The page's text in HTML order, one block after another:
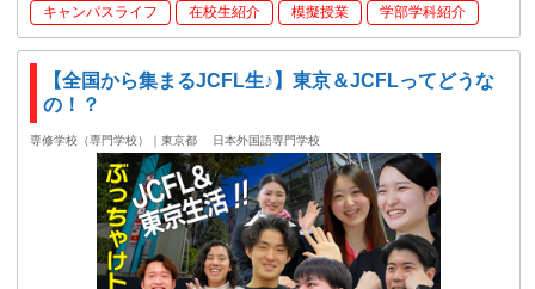
キャンパスライフ
在校生紹介 模擬授業 学部学科紹介
【全国から集まるJCFL生♪】東京＆JCFLってどうな
の！？
専修学校（専門学校）｜東京都 日本外国語専門学校